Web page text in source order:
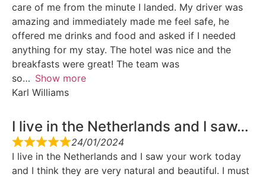
care of me from the minute I landed. My driver was
amazing and immediately made me feel safe, he
offered me drinks and food and asked if I needed
anything for my stay. The hotel was nice and the
breakfasts were great! The team was
so
Show more
Karl Williams
I live in the Netherlands and I saw…
24/01/2024
I live in the Netherlands and I saw your work today
and I think they are very natural and beautiful. I must